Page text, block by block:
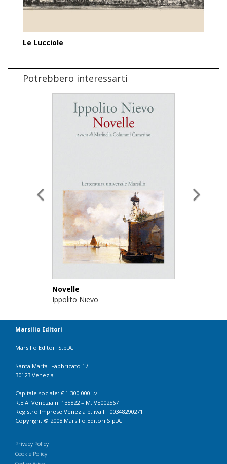
Le Lucciole
Potrebbero interessarti
Novelle
Ippolito Nievo
Marsilio Editori
Marsilio Editori S.p.A.
Santa Marta- Fabbricato 17
30123 Venezia
Capitale sociale: € 1.300.000 i.v.
R.E.A. Venezia n. 135822 – M. VE002567
Registro Imprese Venezia p. iva IT 00348290271
Copyright © 2008 Marsilio Editori S.p.A.
Privacy Policy
Cookie Policy